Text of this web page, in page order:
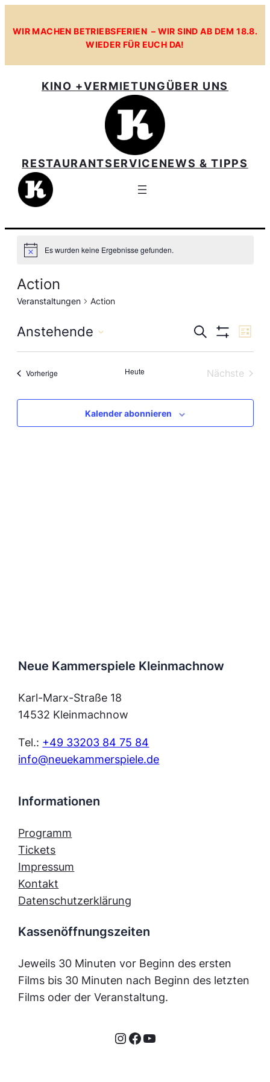
WIR MACHEN BETRIEBSFERIEN – WIR SIND AB DEM 18.8.
WIEDER FÜR EUCH DA!
KINO +VERMIETUNGÜBER UNS
RESTAURANTSERVICENEWS & TIPPS
HinweisEs wurden keine Ergebnisse gefunden.
Action
Veranstaltungen Action
Suche
Anzeigen
Liste
Anstehende
Datum
VorherigeVeranstaltungen Heute
Nächste
Kalender abonnieren
Neue Kammerspiele Kleinmachnow
Karl-Marx-Straße 18
14532 Kleinmachnow
Tel.: +49 33203 84 75 84
info@neuekammerspiele.de
Informationen
Programm
Tickets
Impressum
Kontakt
Datenschutzerklärung
Kassenöffnungszeiten
Jeweils 30 Minuten vor Beginn des ersten
Films bis 30 Minuten nach Beginn des letzten
Films oder der Veranstaltung.
Instagram Facebook YouTube